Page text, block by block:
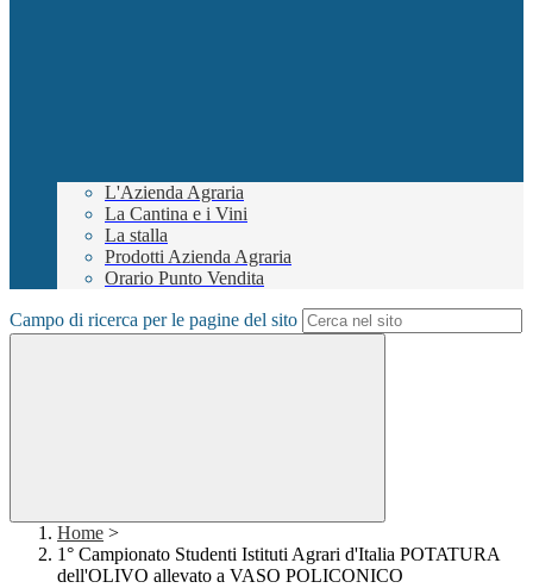
L'Azienda Agraria
La Cantina e i Vini
La stalla
Prodotti Azienda Agraria
Orario Punto Vendita
Campo di ricerca per le pagine del sito
Home >
1° Campionato Studenti Istituti Agrari d'Italia POTATURA
dell'OLIVO allevato a VASO POLICONICO